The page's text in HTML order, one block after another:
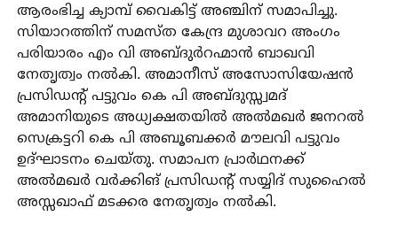
ആരംഭിച്ച ക്യാമ്പ് വൈകിട്ട് അഞ്ചിന് സമാപിച്ചു.
സിയാറത്തിന് സമസ്ത കേന്ദ്ര മുശാവറ അംഗം
പരിയാരം എം വി അബ്ദുര്‍റഹ്മാന്‍ ബാഖവി
നേതൃത്വം നല്‍കി. അമാനീസ് അസോസിയേഷന്‍
പ്രസിഡന്റ് പട്ടുവം കെ പി അബ്ദുസ്സ്വമദ്
അമാനിയുടെ അധ്യക്ഷതയില്‍ അല്‍മഖര്‍ ജനറല്‍
സെക്രട്ടറി കെ പി അബൂബക്കര്‍ മൗലവി പട്ടുവം
ഉദ്ഘാടനം ചെയ്തു. സമാപന പ്രാര്‍ഥനക്ക്
അല്‍മഖര്‍ വര്‍ക്കിങ് പ്രസിഡന്റ് സയ്യിദ് സുഹൈല്‍
അസ്സഖാഫ് മടക്കര നേതൃത്വം നല്‍കി.